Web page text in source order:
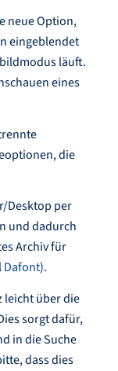
neue Option,
eingeblendet
läuft.
eines
die
Desktop per
und dadurch
Archiv für
Dafont).
leicht über die
sorgt dafür,
in die Suche
dass dies